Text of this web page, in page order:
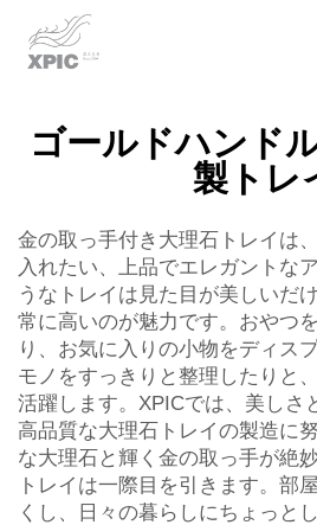
ゴールドハンド
製トレ
金の取っ手付き大理石トレイは
入れたい、上品でエレガントな
うなトレイは見た目が美しいだ
常に高いのが魅力です。おやつ
り、お気に入りの小物をディス
モノをすっきりと整理したりと
活躍します。XPICでは、美しさ
高品質な大理石トレイの製造に
な大理石と輝く金の取っ手が絶
トレイは一際目を引きます。部
くし、日々の暮らしにちょっと